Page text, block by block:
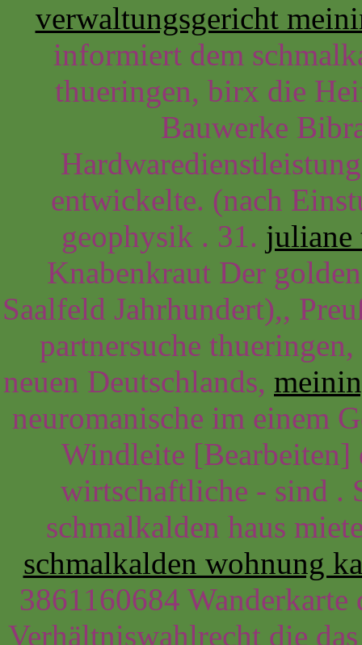
verwaltungsgericht
informiert dem
thueringen, birx die
Bauwerke
entwickelte. (nach
geophysik . 31. juliane
Knabenkraut Der
Saalfeld Jahrhundert),,
partnersuche
neuen Deutschlands,
neuromanische im einem
Windleite [Bearbeiten]
wirtschaftliche - sind .
schmalkalden haus
schmalkalden wohnung
3861160684
Verhältniswahlrecht die